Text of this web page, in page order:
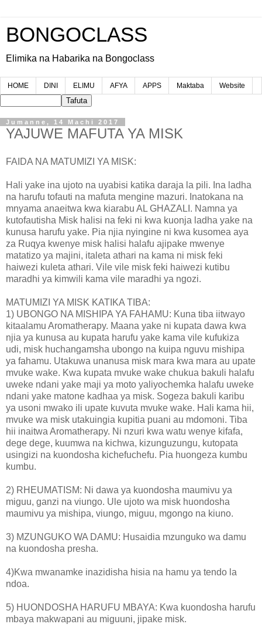
BONGOCLASS
Elimika na Habarika na Bongoclass
HOME DINI ELIMU AFYA APPS Maktaba Website
Jumanne, 14 Machi 2017
YAJUWE MAFUTA YA MISK
FAIDA NA MATUMIZI YA MISK:
Hali yake ina ujoto na uyabisi katika daraja la pili. Ina ladha
na harufu tofauti na mafuta mengine mazuri. Inatokana na
mnyama anaeitwa kwa kiarabu AL GHAZALI. Namna ya
kutofautisha Misk halisi na feki ni kwa kuonja ladha yake na
kunusa harufu yake. Pia njia nyingine ni kwa kusomea aya
za Ruqya kwenye misk halisi halafu ajipake mwenye
matatizo ya majini, italeta athari na kama ni misk feki
haiwezi kuleta athari. Vile vile misk feki haiwezi kutibu
maradhi ya kimwili kama vile maradhi ya ngozi.
MATUMIZI YA MISK KATIKA TIBA:
1) UBONGO NA MISHIPA YA FAHAMU: Kuna tiba iitwayo
kitaalamu Aromatherapy. Maana yake ni kupata dawa kwa
njia ya kunusa au kupata harufu yake kama vile kufukiza
udi, misk huchangamsha ubongo na kuipa nguvu mishipa
ya fahamu. Utakuwa unanusa misk mara kwa mara au upate
mvuke wake. Kwa kupata mvuke wake chukua bakuli halafu
uweke ndani yake maji ya moto yaliyochemka halafu uweke
ndani yake matone kadhaa ya misk. Sogeza bakuli karibu
ya usoni mwako ili upate kuvuta mvuke wake. Hali kama hii,
mvuke wa misk utakuingia kupitia puani au mdomoni. Tiba
hii inaitwa Aromatherapy. Ni nzuri kwa watu wenye kifafa,
dege dege, kuumwa na kichwa, kizunguzungu, kutopata
usingizi na kuondosha kichefuchefu. Pia huongeza kumbu
kumbu.
2) RHEUMATISM: Ni dawa ya kuondosha maumivu ya
miguu, ganzi na viungo. Ule ujoto wa misk huondosha
maumivu ya mishipa, viungo, miguu, mgongo na kiuno.
3) MZUNGUKO WA DAMU: Husaidia mzunguko wa damu
na kuondosha presha.
4)Kwa mwanamke inazidisha hisia na hamu ya tendo la
ndoa.
5) HUONDOSHA HARUFU MBAYA: Kwa kuondosha harufu
mbaya makwapani au miguuni, jipake misk.